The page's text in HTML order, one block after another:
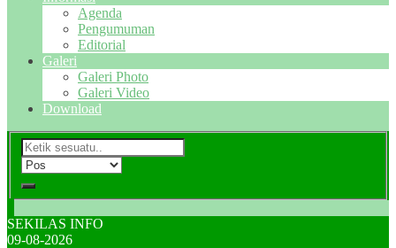
Agenda
Pengumuman
Editorial
Galeri
Galeri Photo
Galeri Video
Download
SEKILAS INFO
09-08-2026